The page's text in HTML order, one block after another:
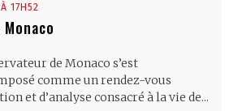
17H52
de Monaco s’est
comme un rendez-vous
et d’analyse consacré à la vie de...